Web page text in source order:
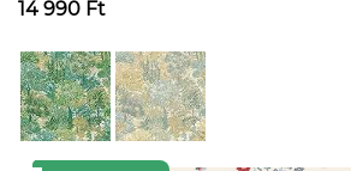
14 990 Ft